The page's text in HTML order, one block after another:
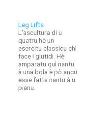
Leg Lifts
L'ascultura di u
quatru hè un
esercitu classicu chì
face i glutidi. Hè
amparatu quì nantu
à una bola è pò ancu
esse fatta nantu à u
pianu.